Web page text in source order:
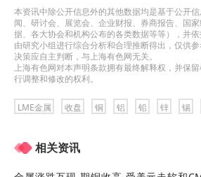
比增长6.7%。中国11月进口总值
比下降3.9%。
目前的焦点是中国本周稍晚的中
投资者寻求更多有关明年关键目
本资讯中除公开信息外的其他数据均是基于公开
闻、研讨会、展览会、企业财报、券商报告、国
据、各大协会和机构公布的各类数据等等），并
由研究小组进行综合分析和合理推断得出，仅供
决策应自主判断，与上海有色网无关。
上海有色网对本声明条款拥有最终解释权，并保
行调整和修改的权利。
LME金属 收盘 铜 铝 铅 锌 锡
相关资讯